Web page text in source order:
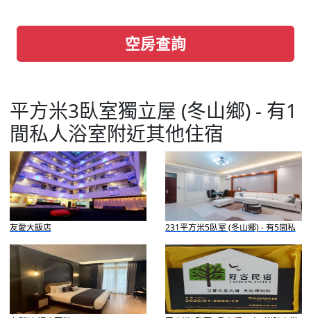
空房查詢
平方米3臥室獨立屋 (冬山鄉) - 有1
間私人浴室附近其他住宿
友愛大飯店 231平方米5臥室 (冬山鄉) - 有5間私
人浴室